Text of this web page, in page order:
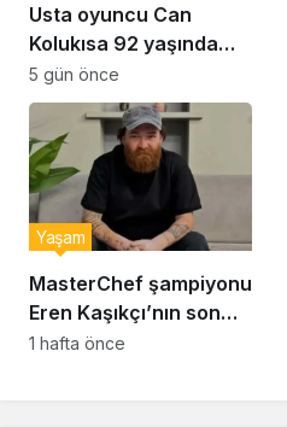
Usta oyuncu Can
Kolukısa 92 yaşında
hayatını kaybetti
5 gün önce
MasterChef şampiyonu
Eren Kaşıkçı’nın son
anlarındaki kahreden
Yaşam
1 hafta önce